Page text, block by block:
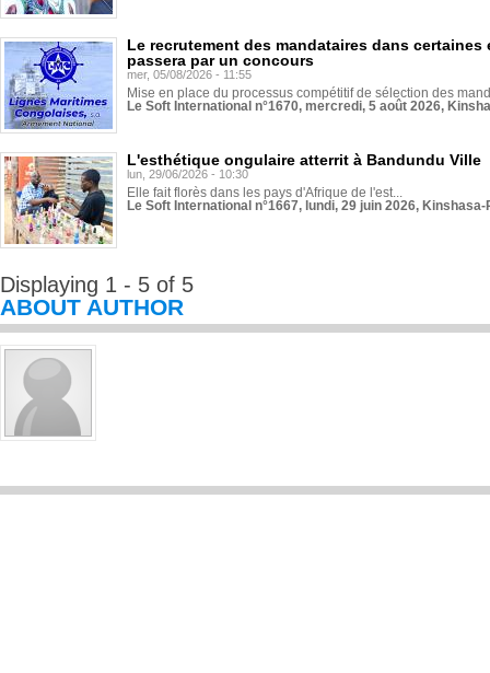
Le recrutement des mandataires dans
passera par un concours
mer, 05/08/2026 - 11:55
Mise en place du processus compétitif de sélection des
Le Soft International n°1670, mercredi, 5 août 2026,
L'esthétique ongulaire atterrit à Bandundu Ville
lun, 29/06/2026 - 10:30
Elle fait florès dans les pays d'Afrique de l'est...
Le Soft International n°1667, lundi, 29 juin 2026,
Displaying 1 - 5 of 5
ABOUT AUTHOR